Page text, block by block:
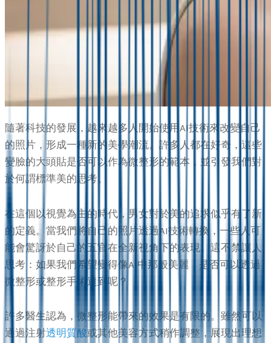
隨著科技的發展，越來越多人開始使用AI技術來改變自己
的照片，形成一種新的美學潮流。許多人都在好奇，這些
變臉的大頭貼是否可以作為微整形的範本，並引發我們對
於何謂標準美的思考。
在這個以視覺為主的時代，男女對於美的追求似乎有了新
的定義。當我們將自己的照片透過AI技術轉換，一些人可
能會驚訝於自己的五官在全新視角下的表現。這不禁讓人
思考：如果我們希望變得像AI中那般美麗，是否可以透過
微整形或整形手術達到呢？
許多醫生認為，微整形能帶來的效果是有限的。雖然可以
通過注射透明質酸或其他美容方式稍作調整，展現出理想